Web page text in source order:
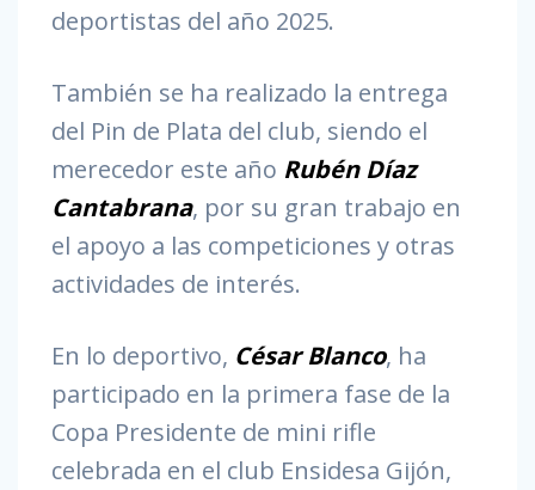
deportistas del año 2025.
También se ha realizado la entrega
del Pin de Plata del club, siendo el
merecedor este año Rubén Díaz
Cantabrana, por su gran trabajo en
el apoyo a las competiciones y otras
actividades de interés.
En lo deportivo, César Blanco, ha
participado en la primera fase de la
Copa Presidente de mini rifle
celebrada en el club Ensidesa Gijón,